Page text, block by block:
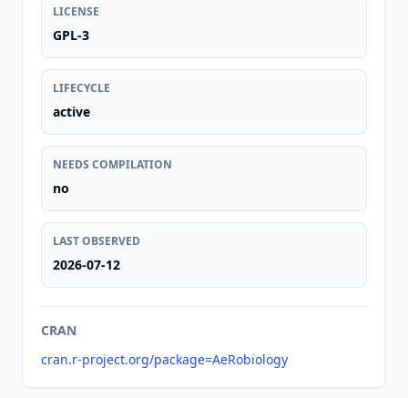
LICENSE
GPL-3
LIFECYCLE
active
NEEDS COMPILATION
no
LAST OBSERVED
2026-07-12
CRAN
cran.r-project.org/package=AeRobiology